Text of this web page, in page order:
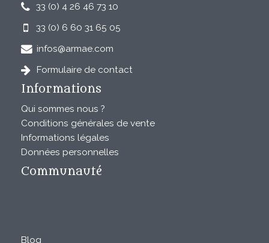
33 (0) 4 26 46 73 10
33 (0) 6 60 31 65 05
infos@armae.com
Formulaire de contact
Informations
Qui sommes nous ?
Conditions générales de vente
Informations légales
Données personnelles
Communauté
Blog